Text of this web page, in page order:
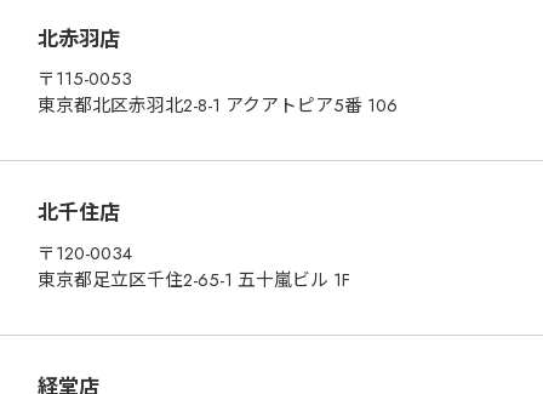
北赤羽店
〒115-0053
東京都北区赤羽北2-8-1 アクアトピア5番 106
北千住店
〒120-0034
東京都足立区千住2-65-1 五十嵐ビル 1F
経堂店